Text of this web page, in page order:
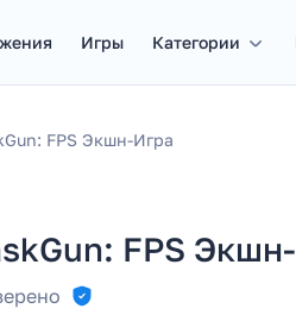
Игры Категории
FPS Экшн-Игра
FPS